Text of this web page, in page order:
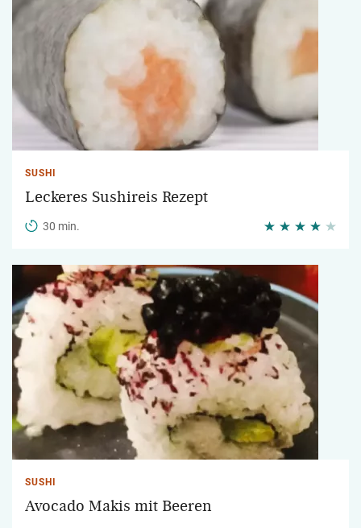
SUSHI
Leckeres Sushireis Rezept
30 min.
SUSHI
Avocado Makis mit Beeren